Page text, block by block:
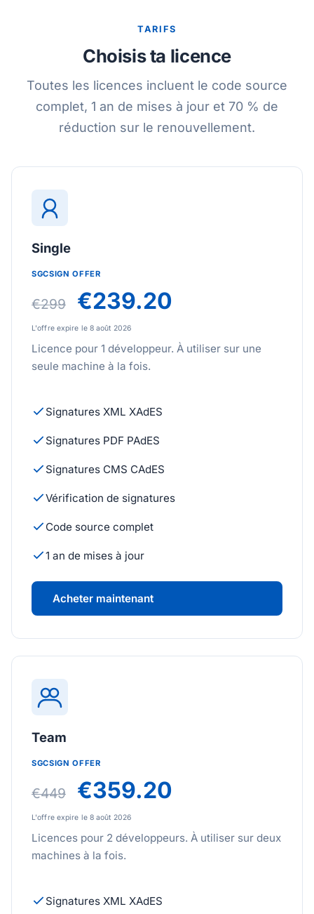
TARIFS
Choisis ta licence
Toutes les licences incluent le code source
complet, 1 an de mises à jour et 70 % de
réduction sur le renouvellement.
Single
SGCSIGN OFFER
€299 €239.20
L'offre expire le 8 août 2026
Licence pour 1 développeur. À utiliser sur une
seule machine à la fois.
Signatures XML XAdES
Signatures PDF PAdES
Signatures CMS CAdES
Vérification de signatures
Code source complet
1 an de mises à jour
Acheter maintenant
Team
SGCSIGN OFFER
€449 €359.20
L'offre expire le 8 août 2026
Licences pour 2 développeurs. À utiliser sur deux
machines à la fois.
Signatures XML XAdES